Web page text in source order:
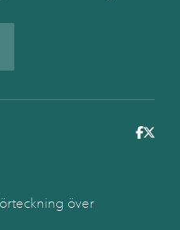
över